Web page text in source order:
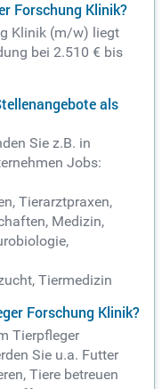
Forschung Klinik?
Klinik (m/w) liegt
bei 2.510 € bis
als
Sie z.B. in
Jobs:
Tierarztpraxen,
Medizin,
Tiermedizin
Forschung Klinik?
Tierpfleger
Sie u.a. Futter
Tiere betreuen